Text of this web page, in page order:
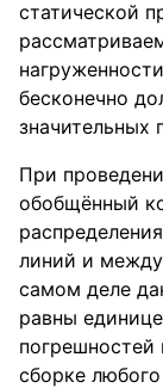
статической
бесконечно
значительных
При
обобщённый
линий и между
самом деле
равны
сборке